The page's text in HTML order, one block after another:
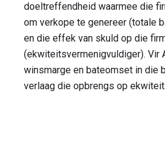
doeltreffendheid waarmee die
om verkope te genereer (totale
en die effek van skuld op die
(ekwiteitsvermenigvuldiger). Vir
winsmarge en bateomset in die
verlaag die opbrengs op ekwiteit.